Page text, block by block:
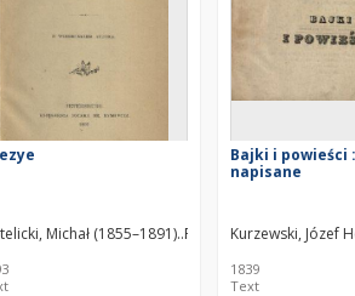
Michał (1855–1891) Polʹskij knižnyj magazin
Bajki i powieści
napisane
Kurzewski, Józef
1839
Text